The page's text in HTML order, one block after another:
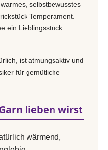
selbstbewusstes
Temperament.
ein Lieblingsstück
ist atmungsaktiv und
für gemütliche
lieben wirst
wärmend,